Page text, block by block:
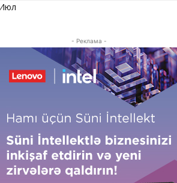
- Реклама -